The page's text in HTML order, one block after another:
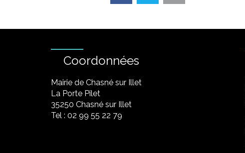
Coordonnées
Mairie de Chasné sur Illet
La Porte Pilet
35250 Chasné sur Illet
Tel : 02 99 55 22 79